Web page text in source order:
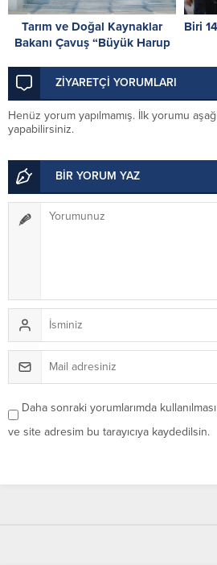
Tarım ve Doğal Kaynaklar
Bakanı Çavuş “Büyük Harup
Biri
ZİYARETÇİ YORUMLARI
Henüz yorum yapılmamış. İlk yorumu
yapabilirsiniz.
BİR YORUM YAZ
Daha sonraki yorumlarımda
ve site adresim bu tarayıcıya kaydedilsin.